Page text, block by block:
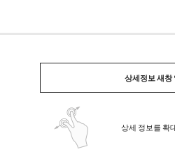
상세정보 새창
상세 정보를 확